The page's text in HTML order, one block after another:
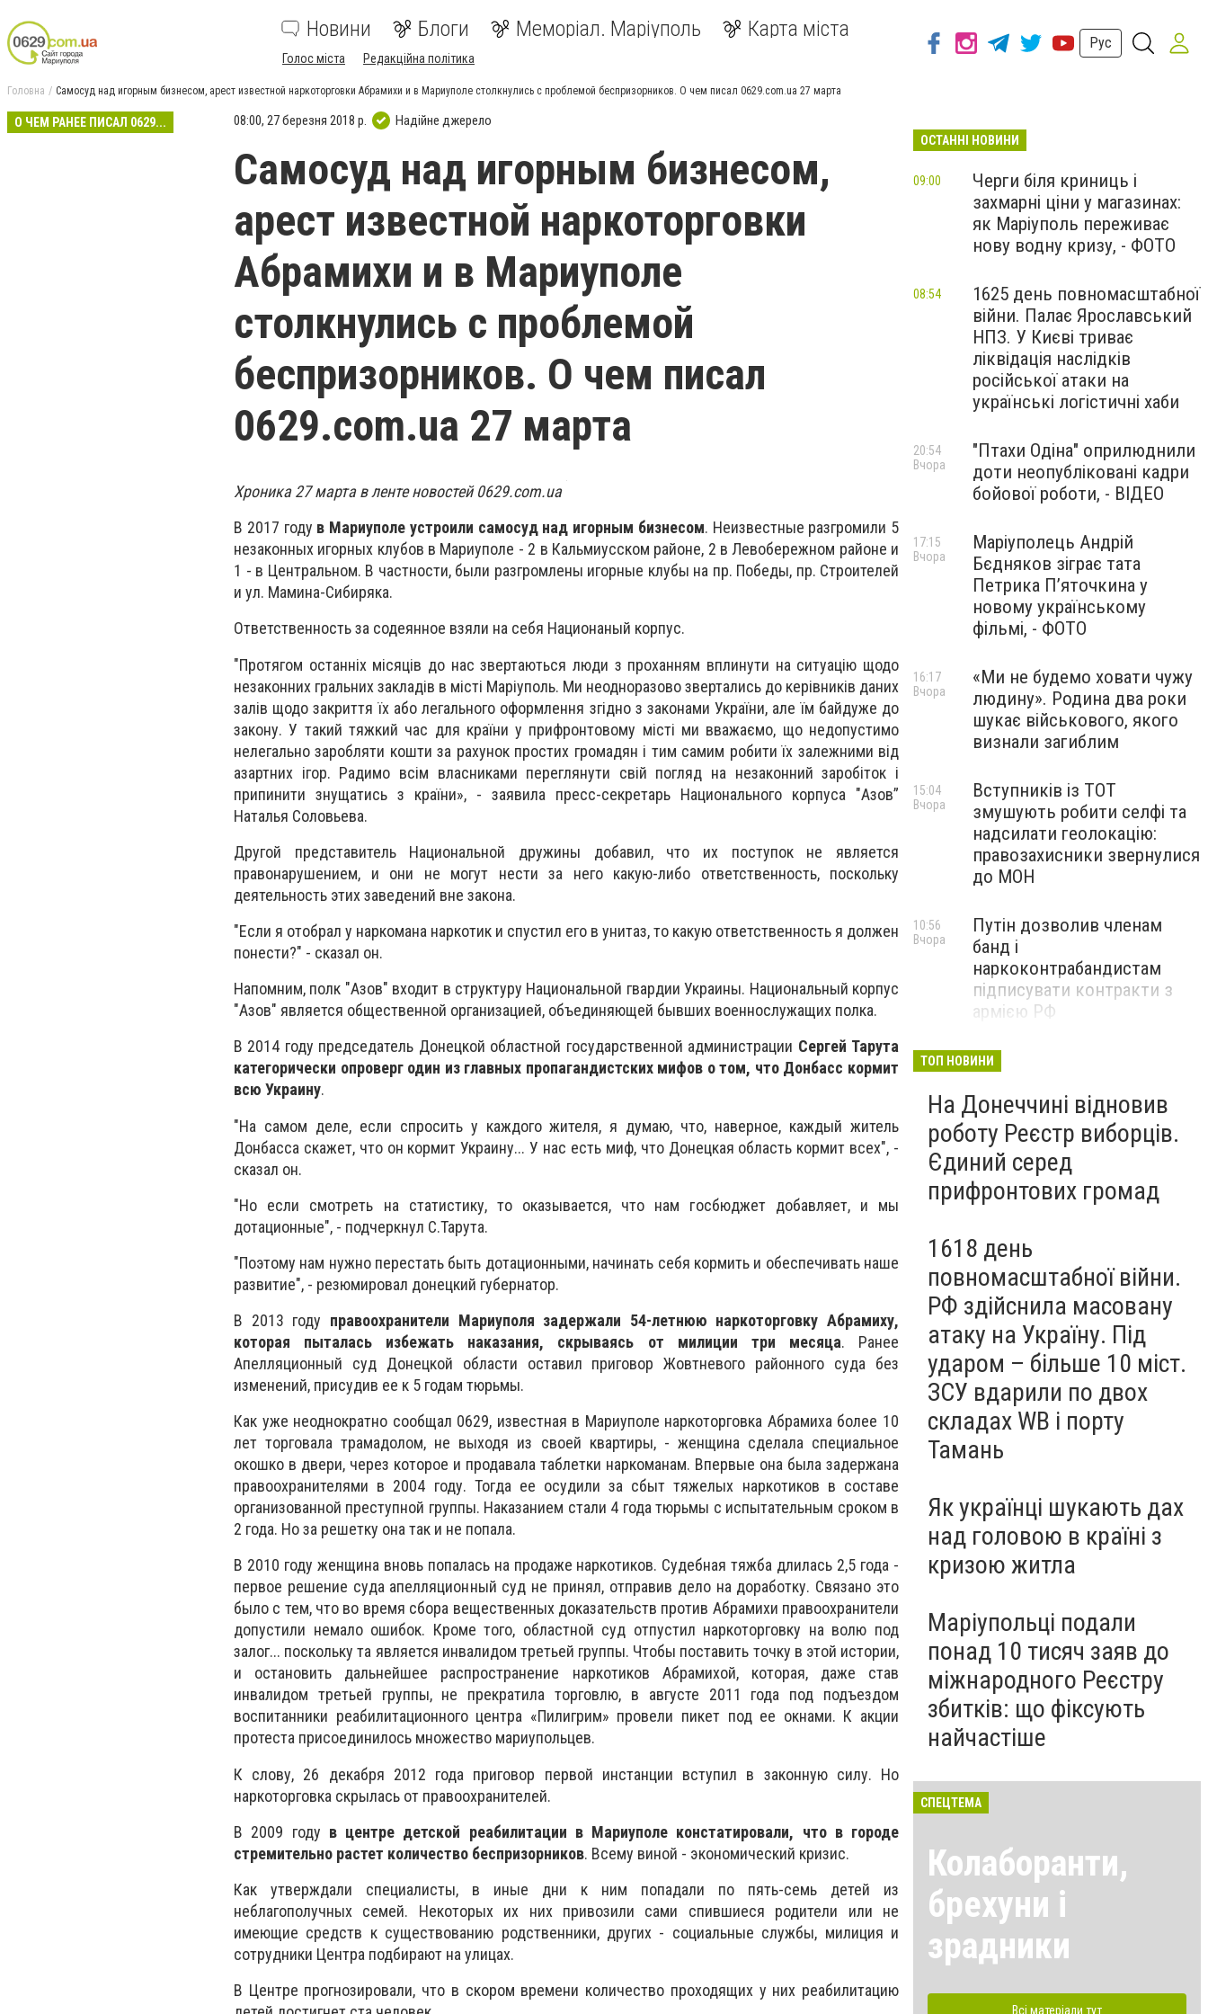
Новини Блоги Меморіал. Маріуполь Карта міста
Голос міста Редакційна політика
Рус
Головна Самосуд над игорным бизнесом, арест известной наркоторговки Абрамихи и в Мариуполе столкнулись с проблемой беспризорников. О чем писал 0629.com.ua 27 марта
О ЧЕМ РАНЕЕ ПИСАЛ 0629... 08:00, 27 березня 2018 р. Надійне джерело
Самосуд над игорным бизнесом,
арест известной наркоторговки
Абрамихи и в Мариуполе
столкнулись с проблемой
беспризорников. О чем писал
0629.com.ua 27 марта
Хроника 27 марта в ленте новостей 0629.com.ua
В 2017 году в Мариуполе устроили самосуд над игорным бизнесом. Неизвестные разгромили 5
незаконных игорных клубов в Мариуполе - 2 в Кальмиусском районе, 2 в Левобережном районе и
1 - в Центральном. В частности, были разгромлены игорные клубы на пр. Победы, пр. Строителей
и ул. Мамина-Сибиряка.
Ответственность за содеянное взяли на себя Национаный корпус.
"Протягом останніх місяців до нас звертаються люди з проханням вплинути на ситуацію щодо
незаконних гральних закладів в місті Маріуполь. Ми неодноразово звертались до керівників даних
залів щодо закриття їх або легального оформлення згідно з законами України, але їм байдуже до
закону. У такий тяжкий час для країни у прифронтовому місті ми вважаємо, що недопустимо
нелегально заробляти кошти за рахунок простих громадян і тим самим робити їх залежними від
азартних ігор. Радимо всім власниками переглянути свій погляд на незаконний заробіток і
припинити знущатись з країни», - заявила пресс-секретарь Национального корпуса "Азов”
Наталья Соловьева.
Другой представитель Национальной дружины добавил, что их поступок не является
правонарушением, и они не могут нести за него какую-либо ответственность, поскольку
деятельность этих заведений вне закона.
"Если я отобрал у наркомана наркотик и спустил его в унитаз, то какую ответственность я должен
понести?" - сказал он.
Напомним, полк "Азов" входит в структуру Национальной гвардии Украины. Национальный корпус
"Азов" является общественной организацией, объединяющей бывших военнослужащих полка.
В 2014 году председатель Донецкой областной государственной администрации Сергей Тарута
категорически опроверг один из главных пропагандистских мифов о том, что Донбасс кормит
всю Украину.
"На самом деле, если спросить у каждого жителя, я думаю, что, наверное, каждый житель
Донбасса скажет, что он кормит Украину... У нас есть миф, что Донецкая область кормит всех", -
сказал он.
"Но если смотреть на статистику, то оказывается, что нам госбюджет добавляет, и мы
дотационные", - подчеркнул С.Тарута.
"Поэтому нам нужно перестать быть дотационными, начинать себя кормить и обеспечивать наше
развитие", - резюмировал донецкий губернатор.
В 2013 году правоохранители Мариуполя задержали 54-летнюю наркоторговку Абрамиху,
которая пыталась избежать наказания, скрываясь от милиции три месяца. Ранее
Апелляционный суд Донецкой области оставил приговор Жовтневого районного суда без
изменений, присудив ее к 5 годам тюрьмы.
Как уже неоднократно сообщал 0629, известная в Мариуполе наркоторговка Абрамиха более 10
лет торговала трамадолом, не выходя из своей квартиры, - женщина сделала специальное
окошко в двери, через которое и продавала таблетки наркоманам. Впервые она была задержана
правоохранителями в 2004 году. Тогда ее осудили за сбыт тяжелых наркотиков в составе
организованной преступной группы. Наказанием стали 4 года тюрьмы с испытательным сроком в
2 года. Но за решетку она так и не попала.
В 2010 году женщина вновь попалась на продаже наркотиков. Судебная тяжба длилась 2,5 года -
первое решение суда апелляционный суд не принял, отправив дело на доработку. Связано это
было с тем, что во время сбора вещественных доказательств против Абрамихи правоохранители
допустили немало ошибок. Кроме того, областной суд отпустил наркоторговку на волю под
залог... поскольку та является инвалидом третьей группы. Чтобы поставить точку в этой истории,
и остановить дальнейшее распространение наркотиков Абрамихой, которая, даже став
инвалидом третьей группы, не прекратила торговлю, в августе 2011 года под подъездом
воспитанники реабилитационного центра «Пилигрим» провели пикет под ее окнами. К акции
протеста присоединилось множество мариупольцев.
К слову, 26 декабря 2012 года приговор первой инстанции вступил в законную силу. Но
наркоторговка скрылась от правоохранителей.
В 2009 году в центре детской реабилитации в Мариуполе констатировали, что в городе
стремительно растет количество беспризорников. Всему виной - экономический кризис.
Как утверждали специалисты, в иные дни к ним попадали по пять-семь детей из
неблагополучных семей. Некоторых их них привозили сами спившиеся родители или не
имеющие средств к существованию родственники, других - социальные службы, милиция и
сотрудники Центра подбирают на улицах.
В Центре прогнозировали, что в скором времени количество проходящих у них реабилитацию
ОСТАННІ НОВИНИ
Черги біля криниць і
захмарні ціни у магазинах:
як Маріуполь переживає
нову водну кризу, - ФОТО
09:00
1625 день повномасштабної
війни. Палає Ярославський
НПЗ. У Києві триває
ліквідація наслідків
російської атаки на
українські логістичні хаби
08:54
"Птахи Одіна" оприлюднили
доти неопубліковані кадри
бойової роботи, - ВІДЕО
20:54
Вчора
Маріуполець Андрій
Бєдняков зіграє тата
Петрика П’яточкина у
новому українському
фільмі, - ФОТО
17:15
Вчора
«Ми не будемо ховати чужу
людину». Родина два роки
шукає військового, якого
визнали загиблим
16:17
Вчора
Вступників із ТОТ
змушують робити селфі та
надсилати геолокацію:
правозахисники звернулися
до МОН
15:04
Вчора
Путін дозволив членам
банд і
наркоконтрабандистам
підписувати контракти з
армією РФ
10:56
Вчора
Від тих, хто зберігає історію
залишили послання
окупантам, - ФОТО
09:43
Вчора
ТОП НОВИНИ
На Донеччині відновив
роботу Реєстр виборців.
Єдиний серед
прифронтових громад
1618 день
повномасштабної війни.
РФ здійснила масовану
атаку на Україну. Під
ударом – більше 10 міст.
ЗСУ вдарили по двох
складах WB і порту
Тамань
Як українці шукають дах
над головою в країні з
кризою житла
Маріупольці подали
понад 10 тисяч заяв до
міжнародного Реєстру
збитків: що фіксують
найчастіше
СПЕЦТЕМА
Колаборанти,
брехуни і
зрадники
Всі матеріали тут